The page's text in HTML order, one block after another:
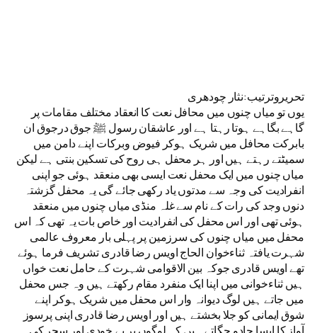
تحریروترتیب:نثار چودھری
یوں تو میاں چنوں میں محافل نعت کا انعقاد مختلف مقامات پر
گاہے بگاہے ہوتا رہتا ہے اور عاشقان رسول ﷺ جوق درجوق ان
بابرکت محافل میں شریک ہوکر فیوض وبرکات اپنے دامن میں
سمیٹتے رہتے ہیں اور ہر محفل ہی روح کی تسکین بنتی ہے لیکن
میاں چنوں میں ایک محفل نعت ایسی بھی منعقد ہوئی جو اپنی
انفرادیت کی وجہ سے مدتوں یاد رکھی جائے گی یہ محفل گزشتہ
دنوں وجد کی رات کے نام سے غلہ منڈی میاں چنوں میں منعقد
ہوئی تھی اور اس محفل کی انفرادیت اور خاص بات یہ تھی کہ اس
محفل میں میاں چنوں کی سرزمین پر پہلی بار معروف عالمی
شہرت یافتہ ثناءخوان الحاج اویس رضا قادری تشریف فرما ہوئے
تھے اویس قادری جوکہ بین الاقوامی شہرت کے حامل نعت خواں
ہیں ثناءخوانی میں اپنا ایک منفرد مقام رکھتے ہیں وہ جس محفل
میں جاتے ہیں لوگ دیوانہ وار اس محفل میں شریک ہوکر اپنے
شوق ایمانی کو جلا بخشتے ہیں اور اویس رضا قادری اپنی پرسوز